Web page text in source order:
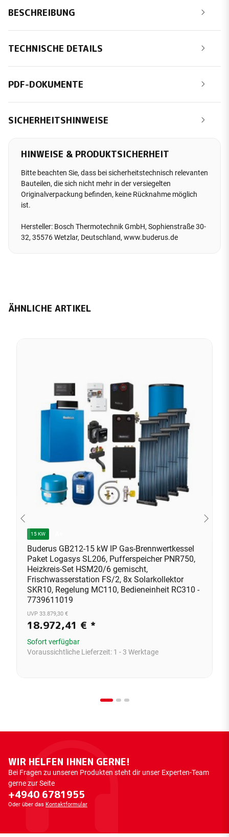
BESCHREIBUNG
TECHNISCHE DETAILS
PDF-DOKUMENTE
SICHERHEITSHINWEISE
HINWEISE & PRODUKTSICHERHEIT
Bitte beachten Sie, dass bei sicherheitstechnisch relevanten
Bauteilen, die sich nicht mehr in der versiegelten
Originalverpackung befinden, keine Rücknahme möglich
ist.
Hersteller: Bosch Thermotechnik GmbH, Sophienstraße 30-
32, 35576 Wetzlar, Deutschland, www.buderus.de
ÄHNLICHE ARTIKEL
15 KW
Buderus GB212-15 kW IP Gas-Brennwertkessel
Paket Logasys SL206, Pufferspeicher PNR750,
Heizkreis-Set HSM20/6 gemischt,
Frischwasserstation FS/2, 8x Solarkollektor
SKR10, Regelung MC110, Bedieneinheit RC310 -
7739611019
UVP 33.879,30 €
18.972,41 € *
Sofort verfügbar
Voraussichtliche Lieferzeit: 1 - 3 Werktage
WIR HELFEN IHNEN GERNE!
Bei Fragen zu unseren Produkten steht dir unser Experten-Team
gerne zur Seite
+4940 6781955
Oder über das Kontaktformular